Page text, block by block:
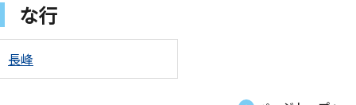
な行
長峰